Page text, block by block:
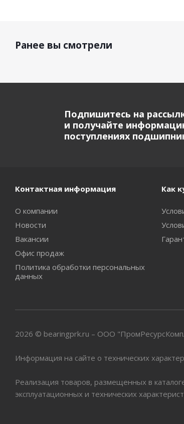
Ранее вы смотрели
Подпишитесь на
и получайте
поступлениях
Контактная информация
О компании
Новости
Вакансии
Офис продаж
Политика обработки персональных
данных
Как
2026 © bearingprk.ru – ООО
Информация на сайте о технических
Реализация товаров, размещенных в
эксплуатационных и технических